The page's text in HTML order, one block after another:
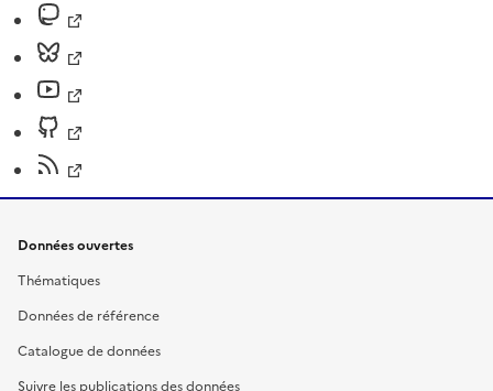
Données ouvertes
Thématiques
Données de référence
Catalogue de données